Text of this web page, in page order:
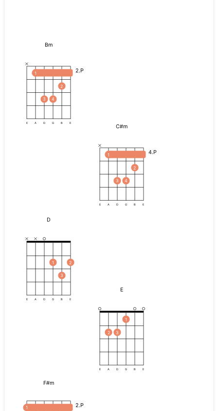
Bm
2.P
1
3 4
2
E A D G B E C#m
4.P
1
3 4
2
E A D G B E
D
1
3
2
E A D G B E
E
2 3
1
E A D G B E
F#m
2.P
1